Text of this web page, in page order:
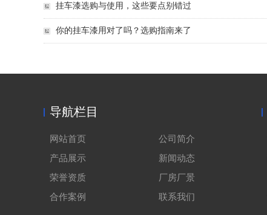
挂车漆选购与使用，这些要点别错过
你的挂车漆用对了吗？选购指南来了
导航栏目
网站首页
公司简介
产品展示
新闻动态
荣誉资质
厂房厂景
合作案例
联系我们